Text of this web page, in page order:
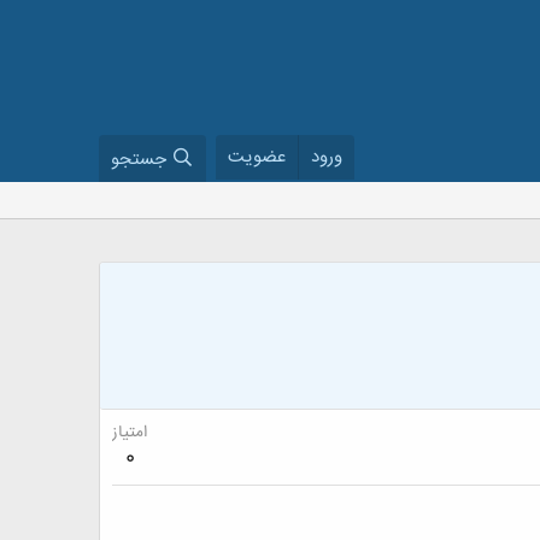
ورود عضویت جستجو
امتیاز
0